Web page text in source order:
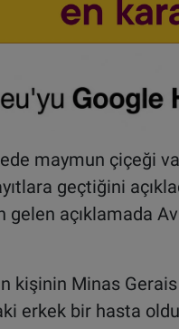
maymun çiçeği
geçtiğini
gelen açıklamada
kişinin Minas
erkek bir hasta